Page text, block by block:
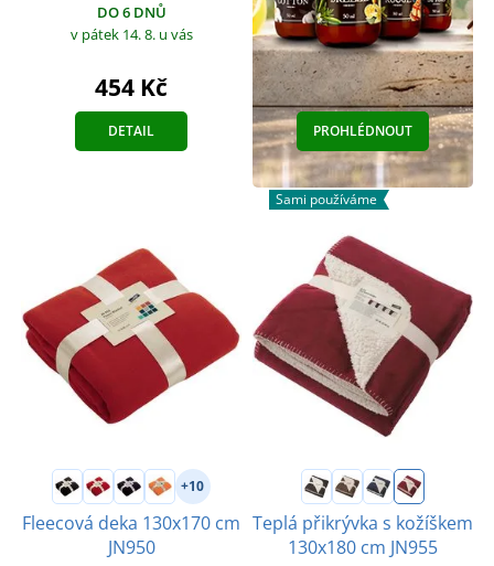
DO 6 DNŮ
v pátek 14. 8. u vás
454 Kč
DETAIL PROHLÉDNOUT
+10
Fleecová deka 130x170 cm
JN950
Sami používáme
Teplá přikrývka s kožíškem
130x180 cm JN955